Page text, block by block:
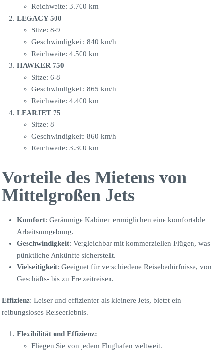
Reichweite: 3.700 km
LEGACY 500
Sitze: 8-9
Geschwindigkeit: 840 km/h
Reichweite: 4.500 km
HAWKER 750
Sitze: 6-8
Geschwindigkeit: 865 km/h
Reichweite: 4.400 km
LEARJET 75
Sitze: 8
Geschwindigkeit: 860 km/h
Reichweite: 3.300 km
Vorteile des Mietens von
Mittelgroßen Jets
Komfort: Geräumige Kabinen ermöglichen eine komfortable
Arbeitsumgebung.
Geschwindigkeit: Vergleichbar mit kommerziellen Flügen, was
pünktliche Ankünfte sicherstellt.
Vielseitigkeit: Geeignet für verschiedene Reisebedürfnisse, von
Geschäfts- bis zu Freizeitreisen.
Effizienz: Leiser und effizienter als kleinere Jets, bietet ein
reibungsloses Reiseerlebnis.
Flexibilität und Effizienz:
Fliegen Sie von jedem Flughafen weltweit.